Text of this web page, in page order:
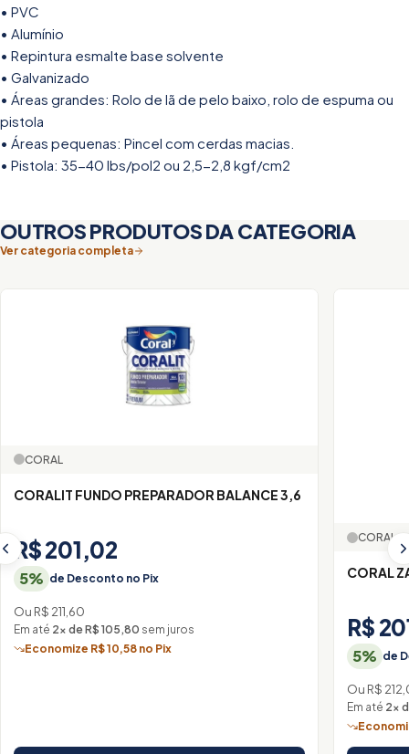
• PVC
• Alumínio
• Repintura esmalte base solvente
• Galvanizado
• Áreas grandes: Rolo de lã de pelo baixo, rolo de espuma ou
pistola
• Áreas pequenas: Pincel com cerdas macias.
• Pistola: 35-40 lbs/pol2 ou 2,5-2,8 kgf/cm2
OUTROS PRODUTOS DA CATEGORIA
Ver categoria completa
CORAL
CORALIT FUNDO PREPARADOR BALANCE 3,6
R$ 201,02
5% de Desconto no Pix
Ou R$ 211,60
Em até 2× de R$ 105,80 sem juros
Economize R$ 10,58 no Pix
CORAL
CORAL
R$
5% de
Ou R$
Em até 2×